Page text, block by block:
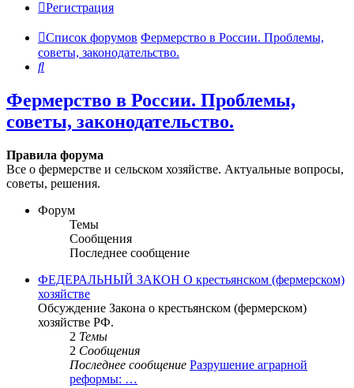
Регистрация
Список форумов Фермерство в России. Проблемы,
советы, законодательство.
Поиск
Фермерство в России. Проблемы,
советы, законодательство.
Правила форума
Все о фермерстве и сельском хозяйстве. Актуальные вопросы,
советы, решения.
Форум
Темы
Сообщения
Последнее сообщение
ФЕДЕРАЛЬНЫЙ ЗАКОН О крестьянском (фермерском)
хозяйстве
Обсуждение Закона о крестьянском (фермерском)
хозяйстве РФ.
2 Темы
2 Сообщения
Последнее сообщение Разрушение аграрной
реформы: …